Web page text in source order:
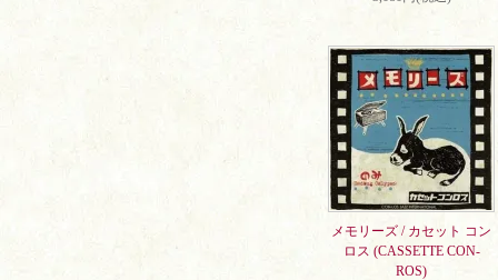
メモリーズ / カセット コン
ロス (CASSETTE CON-
ROS)